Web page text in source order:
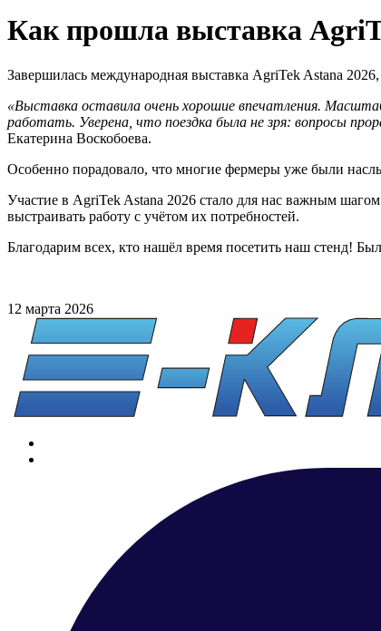
Как прошла выставка
Завершилась международная выставка AgriTek Astana
«Выставка оставила очень хорошие впечатления.
работать. Уверена, что поездка была не зря: вопросы
Екатерина Воскобоева.
Особенно порадовало, что многие фермеры уже были
Участие в AgriTek Astana 2026 стало для нас важным
выстраивать работу с учётом их потребностей.
Благодарим всех, кто нашёл время посетить наш стенд!
12 марта 2026